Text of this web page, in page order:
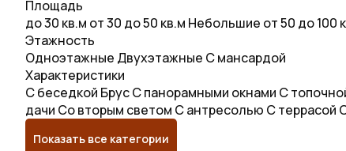
Площадь
до 30 кв.м от 30 до 50 кв.м Небольшие от 50 до 100
Этажность
Одноэтажные Двухэтажные С мансардой
Характеристики
С беседкой БрусС панорамными окнами С
дачи Со вторым светом С антресолью С террасой
Показать все категории